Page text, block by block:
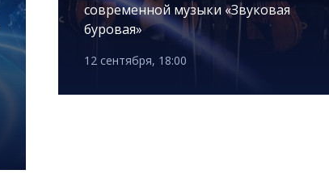
современной музыки «Звуковая
буровая»
12 сентября, 18:00